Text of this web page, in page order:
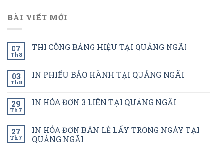
BÀI VIẾT MỚI
07
Th8
THI CÔNG BẢNG HIỆU TẠI QUẢNG NGÃI
03
Th8
IN PHIẾU BẢO HÀNH TẠI QUẢNG NGÃI
29
Th7
IN HÓA ĐƠN 3 LIÊN TẠI QUẢNG NGÃI
27
Th7
IN HÓA ĐƠN BÁN LẺ LẤY TRONG NGÀY TẠI
QUẢNG NGÃI